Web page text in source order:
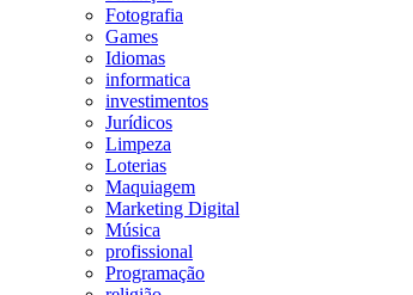
Fotografia
Games
Idiomas
informatica
investimentos
Jurídicos
Limpeza
Loterias
Maquiagem
Marketing Digital
Música
profissional
Programação